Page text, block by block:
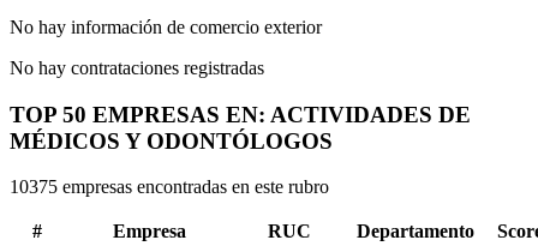
No hay información de comercio exterior
No hay contrataciones registradas
TOP 50 EMPRESAS EN: ACTIVIDADES DE
MÉDICOS Y ODONTÓLOGOS
10375 empresas encontradas en este rubro
# Empresa RUC Departamento